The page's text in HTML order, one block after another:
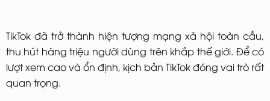
TikTok đã trở thành hiện tượng mạng xã hội toàn cầu,
thu hút hàng triệu người dùng trên khắp thế giới. Để có
lượt xem cao và ổn định, kịch bản TikTok đóng vai trò rất
quan trọng.